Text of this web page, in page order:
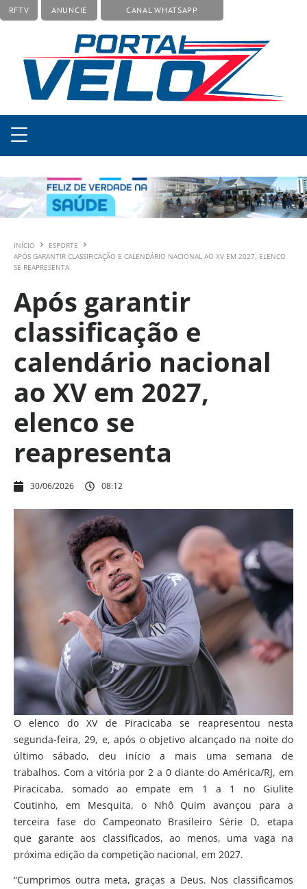
RFTV ANUNCIE CANAL WHATSAPP
INÍCIO
ESPORTE
APÓS GARANTIR CLASSIFICAÇÃO E CALENDÁRIO NACIONAL AO XV EM 2027, ELENCO
SE REAPRESENTA
Após garantir
classificação e
calendário nacional
ao XV em 2027,
elenco se
reapresenta
30/06/2026 08:12
O elenco do XV de Piracicaba se reapresentou nesta
segunda-feira, 29, e, após o objetivo alcançado na noite do
último sábado, deu início a mais uma semana de
trabalhos. Com a vitória por 2 a 0 diante do América/RJ, em
Piracicaba, somado ao empate em 1 a 1 no Giulite
Coutinho, em Mesquita, o Nhô Quim avançou para a
terceira fase do Campeonato Brasileiro Série D, etapa
que garante aos classificados, ao menos, uma vaga na
próxima edição da competição nacional, em 2027.
“Cumprimos outra meta, graças a Deus. Nos classificamos